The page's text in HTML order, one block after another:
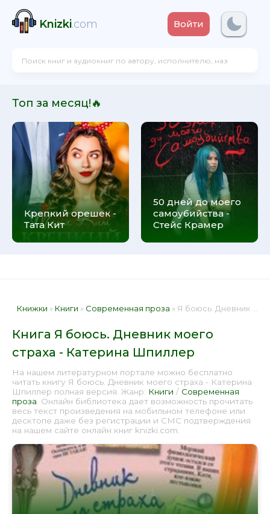
Knizki.com Войти
Топ за месяц!🔥
Крепкий орешек -
Тата Кит
50 дней до моего
самоубийства -
Стейс Крамер
Книжки » Книги » Современная проза » Я боюсь. Дневник моего страха - Катерина Шпиллер 📕 - Книга онлайн бесплатно
Книга Я боюсь. Дневник моего
страха - Катерина Шпиллер
На нашем литературном портале можно бесплатно
читать книгу Я боюсь. Дневник моего страха - Катерина
Шпиллер полная версия. Жанр: Книги / Современная
проза . Онлайн библиотека дает возможность прочитать
весь текст произведения на мобильном телефоне или
десктопе даже без регистрации и СМС подтверждения
на нашем сайте онлайн книг knizki.com.